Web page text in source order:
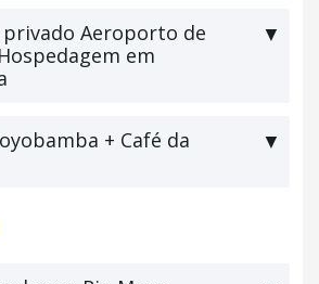
Aeroporto de
em
▼
+ Café da
▼